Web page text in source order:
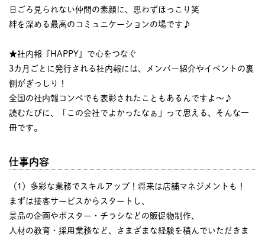
日ごろ見られない仲間の素顔に、思わずほっこり笑
絆を深める最高のコミュニケーションの場です♪
★社内報『HAPPY』で心をつなぐ
3カ月ごとに発行される社内報には、メンバー紹介やイベントの裏
側がぎっしり！
全国の社内報コンペでも表彰されたこともあるんですよ〜♪
読むたびに、「この会社でよかったなぁ」って思える、そんな一
冊です。
仕事内容
（1）多彩な業務でスキルアップ！将来は店舗マネジメントも！
まずは接客サービスからスタートし、
景品の企画やポスター・チラシなどの販促物制作、
人材の教育・採用業務など、さまざまな経験を積んでいただきま